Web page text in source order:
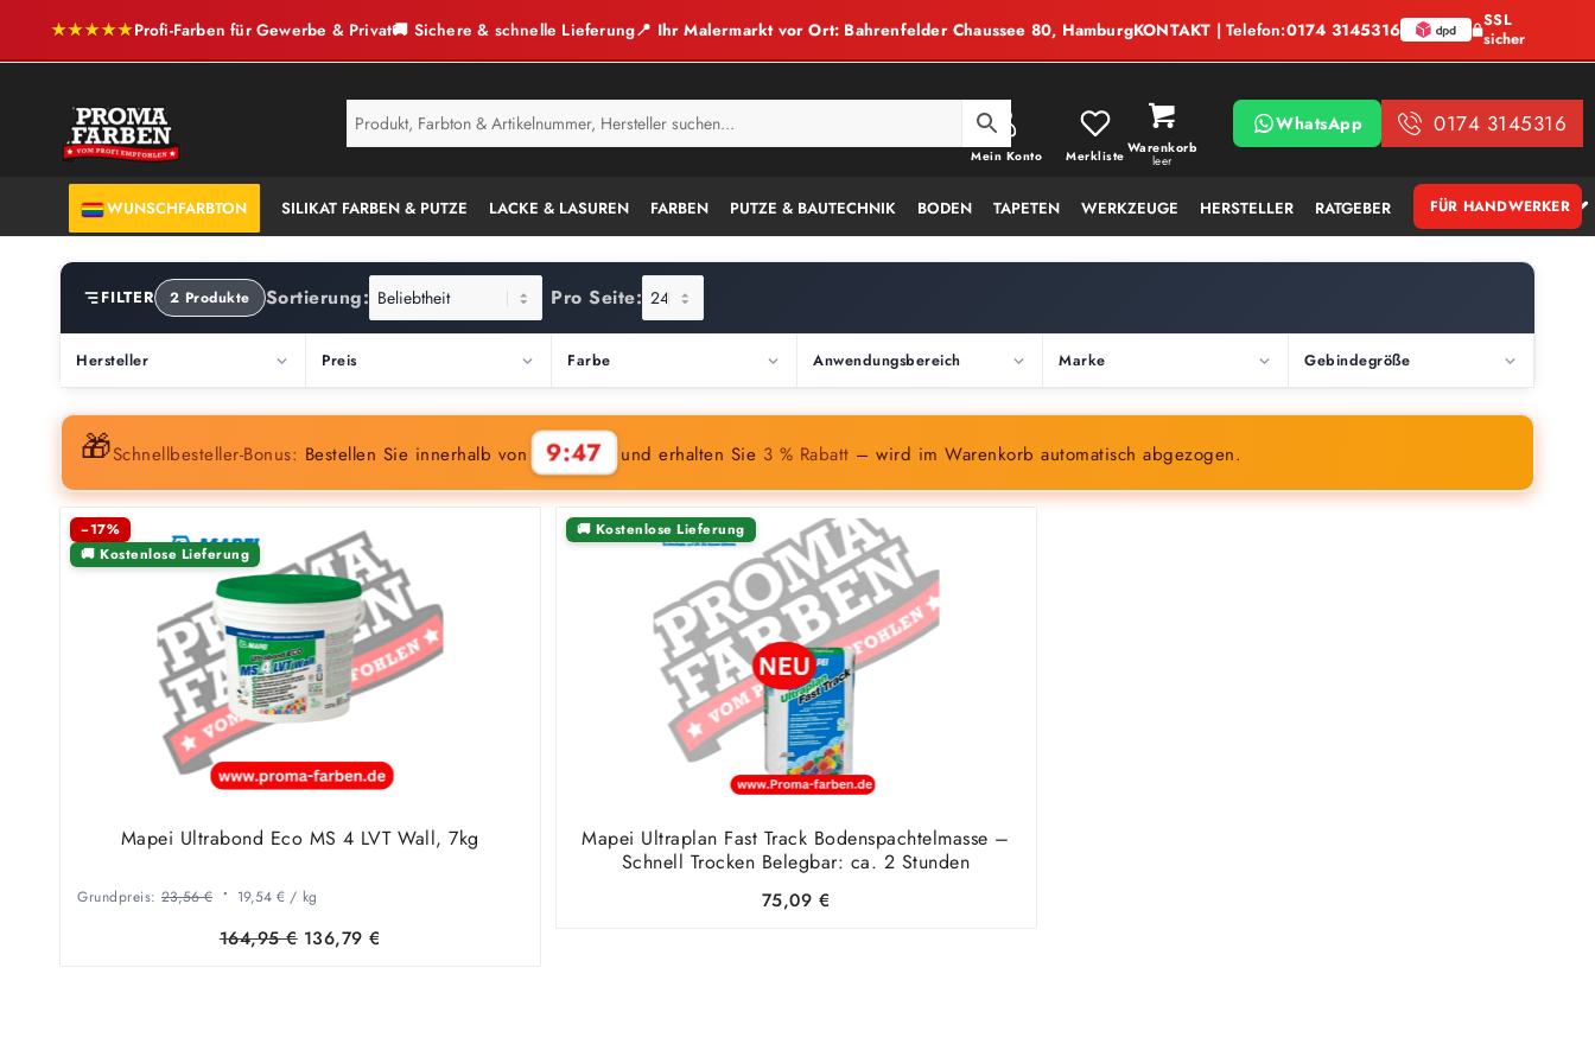
★★★★★Profi-Farben für Gewerbe & Privat🚚 Sichere & schnelle Lieferung📍 Ihr Malermarkt vor Ort: Bahrenfelder Chaussee 80, HamburgKONTAKT | Telefon:0174 3145316
SSL
sicher
Warenkorb
leer
Mein Konto Merkliste
WhatsApp 0174 3145316
SERVICE
ANTI-SCHIMMEL
WUNSCHFARBTON SILIKAT FARBEN & PUTZE LACKE & LASUREN FARBEN PUTZE & BAUTECHNIK BODEN TAPETEN WERKZEUGE HERSTELLER RATGEBER FÜR HANDWERKER
FILTER 2 Produkte Sortierung: Pro Seite:
Hersteller Preis Farbe Anwendungsbereich Marke Gebindegröße
🎁Schnellbesteller-Bonus: Bestellen Sie innerhalb von 9:46 und erhalten Sie 3 % Rabatt – wird im Warenkorb automatisch abgezogen.
−17%
🚚 Kostenlose Lieferung
Mapei Ultrabond Eco MS 4 LVT Wall, 7kg
Grundpreis: 23,56€ 19,54 €/ kg
164,95€Ursprünglicher
Preis
136,79€
🚚 Kostenlose Lieferung
Mapei Ultraplan Fast Track Bodenspachtelmasse –
Schnell Trocken Belegbar: ca. 2 Stunden
75,09 €